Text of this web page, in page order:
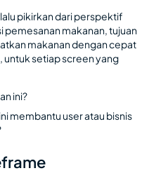
pikirkan dari perspektif
pemesanan makanan, tujuan
makanan dengan cepat
untuk setiap screen yang
ini?
membantu user atau bisnis